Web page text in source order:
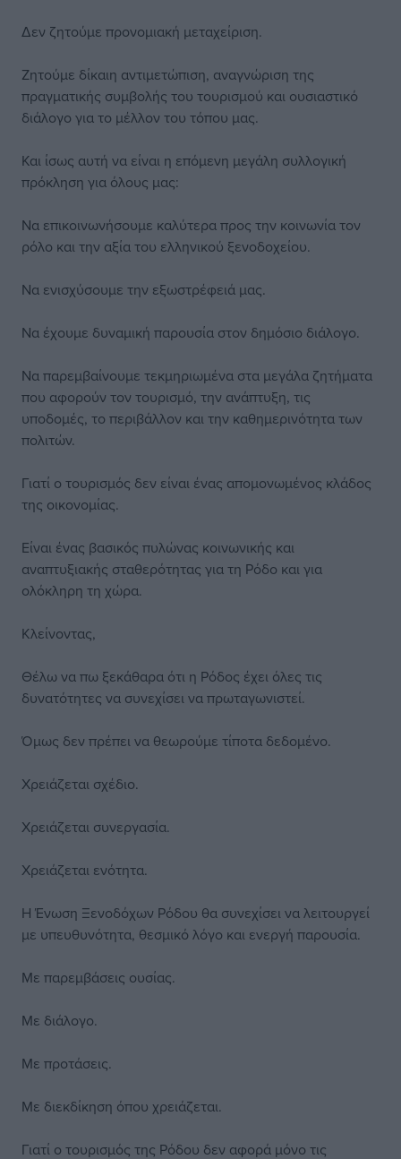
Δεν ζητούμε προνομιακή μεταχείριση.
Ζητούμε δίκαιη αντιμετώπιση, αναγνώριση της
πραγματικής συμβολής του τουρισμού και ουσιαστικό
διάλογο για το μέλλον του τόπου μας.
Και ίσως αυτή να είναι η επόμενη μεγάλη συλλογική
πρόκληση για όλους μας:
Να επικοινωνήσουμε καλύτερα προς την κοινωνία τον
ρόλο και την αξία του ελληνικού ξενοδοχείου.
Να ενισχύσουμε την εξωστρέφειά μας.
Να έχουμε δυναμική παρουσία στον δημόσιο διάλογο.
Να παρεμβαίνουμε τεκμηριωμένα στα μεγάλα ζητήματα
που αφορούν τον τουρισμό, την ανάπτυξη, τις
υποδομές, το περιβάλλον και την καθημερινότητα των
πολιτών.
Γιατί ο τουρισμός δεν είναι ένας απομονωμένος κλάδος
της οικονομίας.
Είναι ένας βασικός πυλώνας κοινωνικής και
αναπτυξιακής σταθερότητας για τη Ρόδο και για
ολόκληρη τη χώρα.
Κλείνοντας,
Θέλω να πω ξεκάθαρα ότι η Ρόδος έχει όλες τις
δυνατότητες να συνεχίσει να πρωταγωνιστεί.
Όμως δεν πρέπει να θεωρούμε τίποτα δεδομένο.
Χρειάζεται σχέδιο.
Χρειάζεται συνεργασία.
Χρειάζεται ενότητα.
Η Ένωση Ξενοδόχων Ρόδου θα συνεχίσει να λειτουργεί
με υπευθυνότητα, θεσμικό λόγο και ενεργή παρουσία.
Με παρεμβάσεις ουσίας.
Με διάλογο.
Με προτάσεις.
Με διεκδίκηση όπου χρειάζεται.
Γιατί ο τουρισμός της Ρόδου δεν αφορά μόνο τις